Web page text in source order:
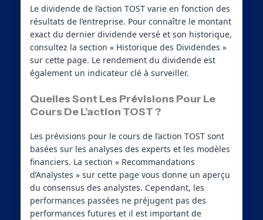
Le dividende de l’action TOST varie en fonction des
résultats de l’entreprise. Pour connaître le montant
exact du dernier dividende versé et son historique,
consultez la section « Historique des Dividendes »
sur cette page. Le rendement du dividende est
également un indicateur clé à surveiller.
Quelles Sont Les Prévisions Pour Le
Cours De L’action TOST ?
Les prévisions pour le cours de l’action TOST sont
basées sur les analyses des experts et les modèles
financiers. La section « Recommandations
d’Analystes » sur cette page vous donne un aperçu
du consensus des analystes. Cependant, les
performances passées ne préjugent pas des
performances futures et il est important de